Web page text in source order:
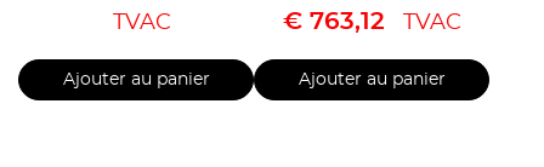
TVAC
Ajouter au panier
€763,12 TVAC
Ajouter au panier